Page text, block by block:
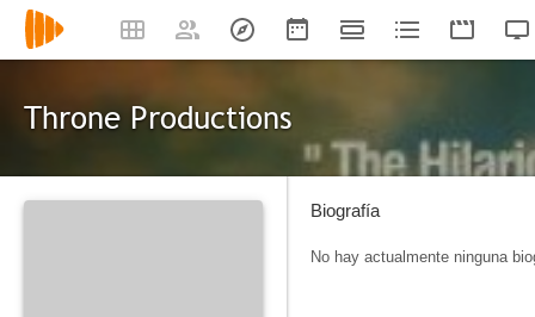
Throne Productions
Biografía
No hay actualmente ninguna